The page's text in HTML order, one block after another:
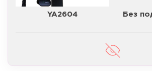
YA2604 Без